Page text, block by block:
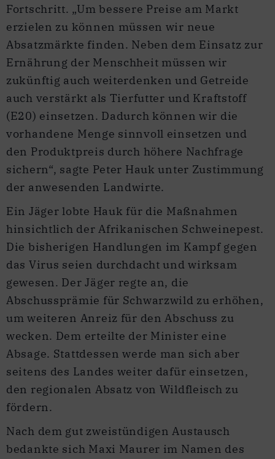
Fortschritt. „Um bessere Preise am Markt
erzielen zu können müssen wir neue
Absatzmärkte finden. Neben dem Einsatz zur
Ernährung der Menschheit müssen wir
zukünftig auch weiterdenken und Getreide
auch verstärkt als Tierfutter und Kraftstoff
(E20) einsetzen. Dadurch können wir die
vorhandene Menge sinnvoll einsetzen und
den Produktpreis durch höhere Nachfrage
sichern“, sagte Peter Hauk unter Zustimmung
der anwesenden Landwirte.
Ein Jäger lobte Hauk für die Maßnahmen
hinsichtlich der Afrikanischen Schweinepest.
Die bisherigen Handlungen im Kampf gegen
das Virus seien durchdacht und wirksam
gewesen. Der Jäger regte an, die
Abschussprämie für Schwarzwild zu erhöhen,
um weiteren Anreiz für den Abschuss zu
wecken. Dem erteilte der Minister eine
Absage. Stattdessen werde man sich aber
seitens des Landes weiter dafür einsetzen,
den regionalen Absatz von Wildfleisch zu
fördern.
Nach dem gut zweistündigen Austausch
bedankte sich Maxi Maurer im Namen des